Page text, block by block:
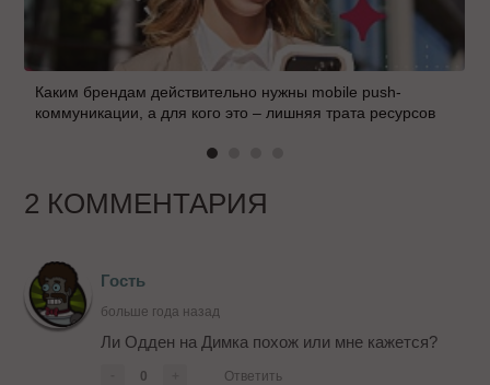
Каким брендам действительно нужны mobile push-
коммуникации, а для кого это – лишняя трата ресурсов
2 КОММЕНТАРИЯ
Гость
больше года назад
Ли Одден на Димка похож или мне кажется?
0 Ответить